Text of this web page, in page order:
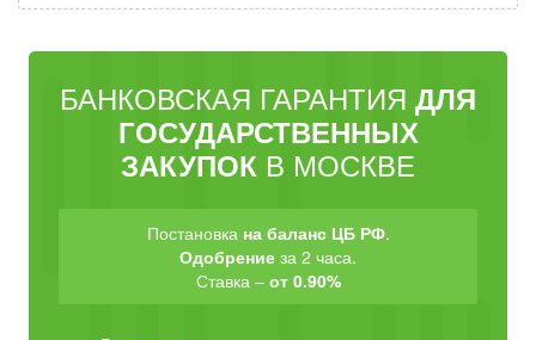
БАНКОВСКАЯ ГАРАНТИЯ ДЛЯ
ГОСУДАРСТВЕННЫХ
ЗАКУПОК В МОСКВЕ
Постановка на баланс ЦБ РФ.
Одобрение за 2 часа.
Ставка – от 0.90%